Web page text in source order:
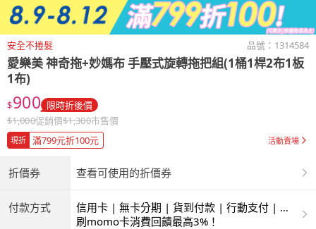
安全不捲髮 品號： 1314584
愛樂美 神奇拖+妙媽布 手壓式旋轉拖把組(1桶1桿2布1板
1布)
$900 限時折後價
$1,000促銷價$1,300市售價
現折 滿799元折100元 活動賣場
折價券 查看可使用的折價券
付款方式
信用卡 | 無卡分期 | 貨到付款 | 行動支付 | 超
商付款 | ATM | 銀聯卡
刷momo卡消費回饋最高3%！